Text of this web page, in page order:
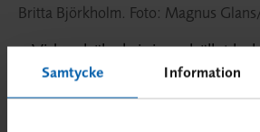
Samtycke Information
Britta Björkholm. Foto: Magnus
– Vid en hälsokris i samhället
arbetsmetoder anpassas för att
leverera tillräckligt